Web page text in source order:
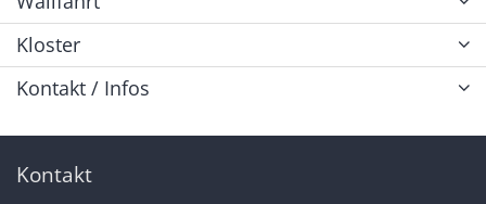
Kloster
Kontakt / Infos
Kontakt